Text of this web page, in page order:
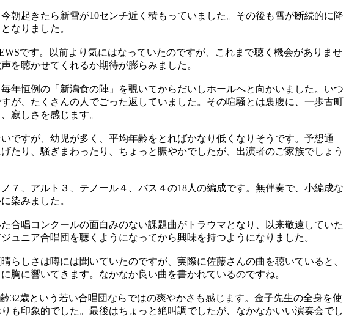
朝起きたら新雪が10センチ近く積もっていました。その後も雪が断続的に降
なりました。
です。以前より気にはなっていたのですが、これまで聴く機会がありませ
を聴かせてくれるか期待が膨らみました。
年恒例の「新潟食の陣」を覗いてからだいしホールへと向かいました。いつ
が、たくさんの人でごった返していました。その喧騒とは裏腹に、一歩古町
寂しさを感じます。
ですが、幼児が多く、平均年齢をとればかなり低くなりそうです。予想通
たり、騒ぎまわったり、ちょっと賑やかでしたが、出演者のご家族でしょう
７、アルト３、テノール４、バス４の18人の編成です。無伴奏で、小編成な
染みました。
合唱コンクールの面白みのない課題曲がトラウマとなり、以来敬遠していた
ュニア合唱団を聴くようになってから興味を持つようになりました。
らしさは噂には聞いていたのですが、実際に佐藤さんの曲を聴いていると、
胸に響いてきます。なかなか良い曲を書かれているのですね。
32歳という若い合唱団ならではの爽やかさも感じます。金子先生の全身を使
も印象的でした。最後はちょっと絶叫調でしたが、なかなかいい演奏会でし